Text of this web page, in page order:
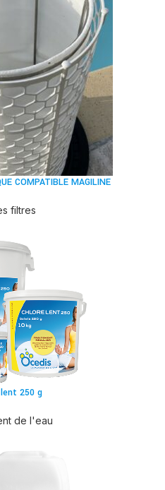
COMPATIBLE MAGILINE
filtres
250 g
de l'eau